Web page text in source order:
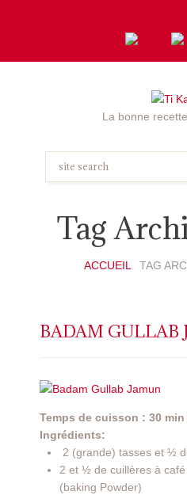
La bonne
Tag
ACCUEIL TAG
BADAM GULLAB
Temps de cuisson : 30 min
Ingrédients:
2 (grande) tasses et ½
2 et ½ de cuillères à
(baking Powder)